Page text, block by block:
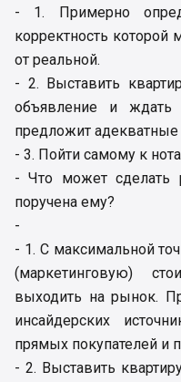
- 1. Примерно
корректность которой
от реальной.
- 2. Выставить
объявление и ждать
предложит
- 3. Пойти самому к
- Что может сделать
поручена ему?
-
- 1. С максимальной
(маркетинговую)
выходить на рынок.
инсайдерских
прямых покупателей и
- 2. Выставить